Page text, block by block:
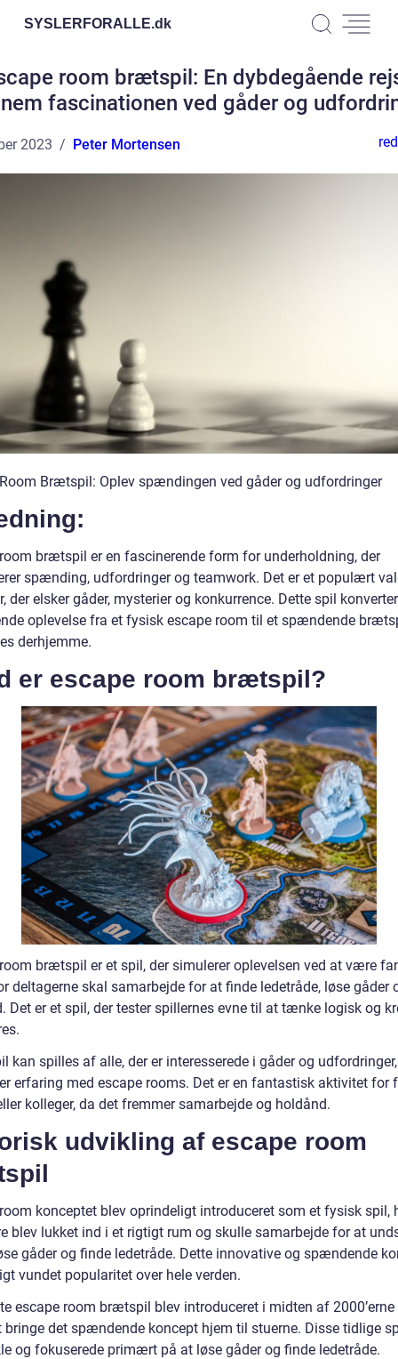
SYSLERFORALLE.dk
room brætspil: En dybdegående
fascinationen ved gåder og
2023 Peter Mortensen
Brætspil: Oplev spændingen ved gåder og udfordringer
brætspil er en fascinerende form for underholdning, der
spænding, udfordringer og teamwork. Det er et populært
der elsker gåder, mysterier og konkurrence. Dette spil
oplevelse fra et fysisk escape room til et spændende
derhjemme.
er escape room brætspil?
brætspil er et spil, der simulerer oplevelsen ved at være
deltagerne skal samarbejde for at finde ledetråde, løse gåder
Det er et spil, der tester spillernes evne til at tænke logisk og
kan spilles af alle, der er interesserede i gåder og
erfaring med escape rooms. Det er en fantastisk aktivitet for
kolleger, da det fremmer samarbejde og holdånd.
udvikling af escape room
konceptet blev oprindeligt introduceret som et fysisk spil,
blev lukket ind i et rigtigt rum og skulle samarbejde for at
gåder og finde ledetråde. Dette innovative og spændende
vundet popularitet over hele verden.
escape room brætspil blev introduceret i midten af 2000’erne
bringe det spændende koncept hjem til stuerne. Disse tidlige
og fokuserede primært på at løse gåder og finde ledetråde.